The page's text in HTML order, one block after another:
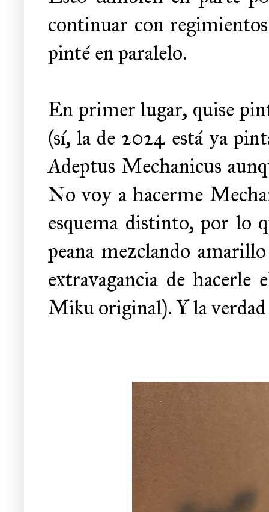
continuar con
pinté en paralelo.
En primer lugar, quise
(sí, la de 2024 está ya
Adeptus Mechanicus
No voy a hacerme
esquema distinto, por lo
peana mezclando
extravagancia de
Miku original). Y la verdad